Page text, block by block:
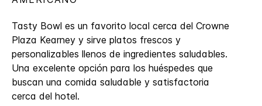
Tasty Bowl es un favorito local cerca del Crowne
Plaza Kearney y sirve platos frescos y
personalizables llenos de ingredientes saludables.
Una excelente opción para los huéspedes que
buscan una comida saludable y satisfactoria
cerca del hotel.